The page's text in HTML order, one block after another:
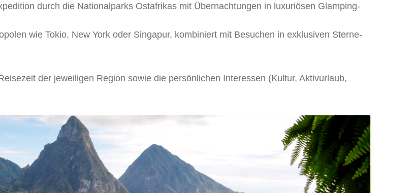
durch die Nationalparks Ostafrikas mit Übernachtungen in luxuriösen Glamping-
wie Tokio, New York oder Singapur, kombiniert mit Besuchen in exklusiven Sterne-
der jeweiligen Region sowie die persönlichen Interessen (Kultur, Aktivurlaub,